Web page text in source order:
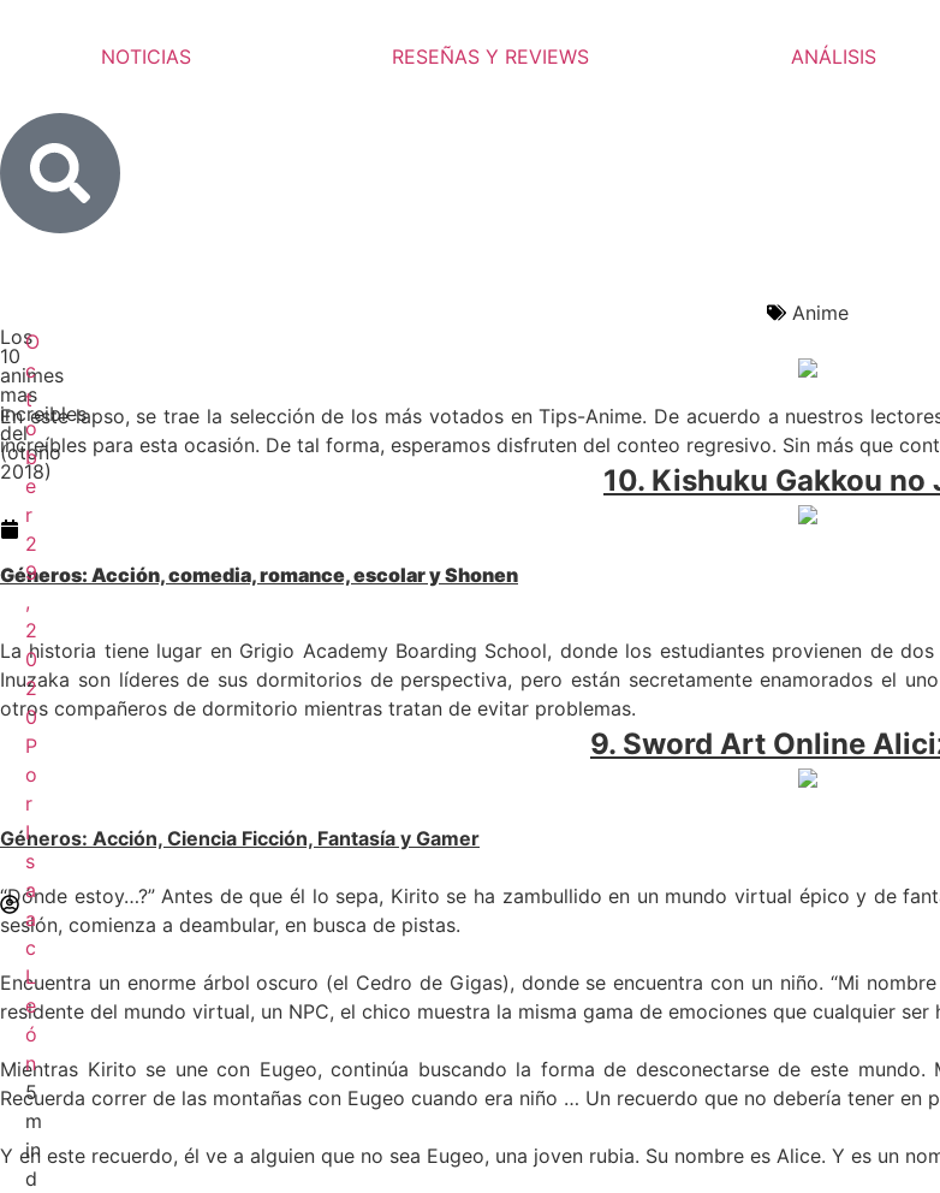
NOTICIAS RESEÑAS Y REVIEWS ANÁLISIS
Anime
Los
10
animes
mas
increibles
del
(otoño
2018)
O
c
t
o
b
e
r
2
9
,
2
0
2
0
P
o
r
I
s
a
a
c
L
e
ó
n
5
m
in
d
En este lapso, se trae la selección de los más votados en Tips-Anime. De acuerdo a nuestros
increíbles para esta ocasión. De tal forma, esperamos disfruten del conteo regresivo. Sin más que
10. Kishuku Gakkou no
Géneros: Acción, comedia, romance, escolar y Shonen
La historia tiene lugar en Grigio Academy Boarding School, donde los estudiantes provienen de
Inuzaka son líderes de sus dormitorios de perspectiva, pero están secretamente enamorados el
otros compañeros de dormitorio mientras tratan de evitar problemas.
9. Sword Art Online
Géneros: Acción, Ciencia Ficción, Fantasía y Gamer
“Dónde estoy…?” Antes de que él lo sepa, Kirito se ha zambullido en un mundo virtual épico y de
sesión, comienza a deambular, en busca de pistas.
Encuentra un enorme árbol oscuro (el Cedro de Gigas), donde se encuentra con un niño. “Mi
residente del mundo virtual, un NPC, el chico muestra la misma gama de emociones que cualquier ser
Mientras Kirito se une con Eugeo, continúa buscando la forma de desconectarse de este
Recuerda correr de las montañas con Eugeo cuando era niño … Un recuerdo que no debería tener en
Y en este recuerdo, él ve a alguien que no sea Eugeo, una joven rubia. Su nombre es Alice. Y es un